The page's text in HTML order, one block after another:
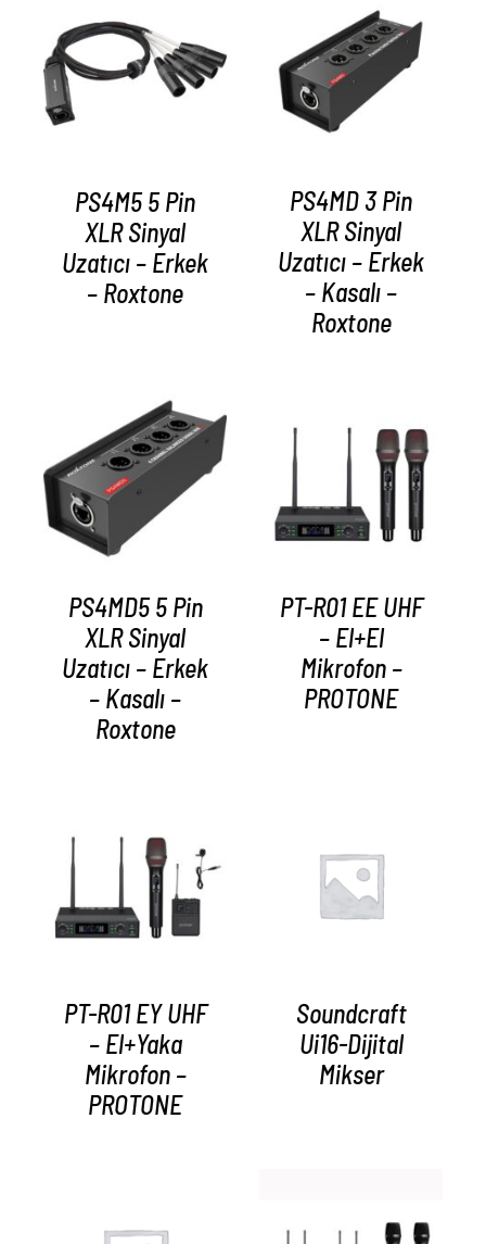
AYRINTILAR
PS4M5 5 Pin
XLR Sinyal
Uzatıcı – Erkek
– Roxtone
AYRINTILAR
PS4MD 3 Pin
XLR Sinyal
Uzatıcı – Erkek
– Kasalı –
Roxtone
AYRINTILAR
PS4MD5 5 Pin
XLR Sinyal
Uzatıcı – Erkek
– Kasalı –
Roxtone
AYRINTILAR
PT-R01 EE UHF
– El+El
Mikrofon –
PROTONE
AYRINTILAR
PT-R01 EY UHF
– El+Yaka
Mikrofon –
PROTONE
AYRINTILAR
Soundcraft
Ui16-Dijital
Mikser